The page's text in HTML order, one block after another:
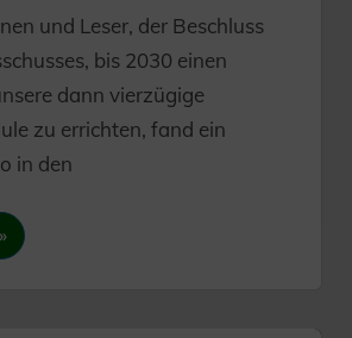
und Leser, der Beschluss
bis 2030 einen
dann vierzügige
zu errichten, fand ein
in den